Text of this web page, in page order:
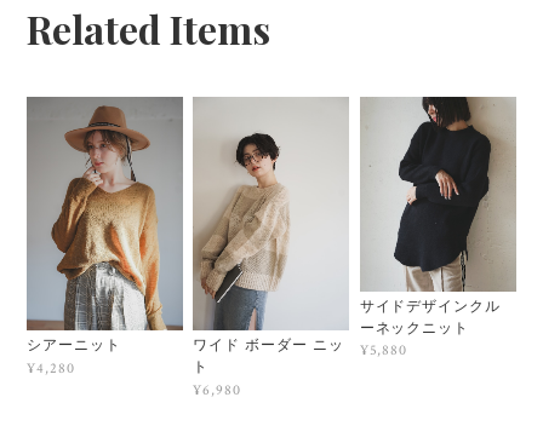
Related Items
シアーニット
¥4,280
ワイド ボーダー ニッ
ト
¥6,980
サイドデザインクル
ーネックニット
¥5,880